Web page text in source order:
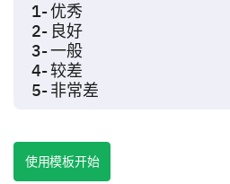
1- 优秀
2- 良好
3- 一般
4- 较差
5- 非常差
讲义幻灯片的质量
使用模板开始